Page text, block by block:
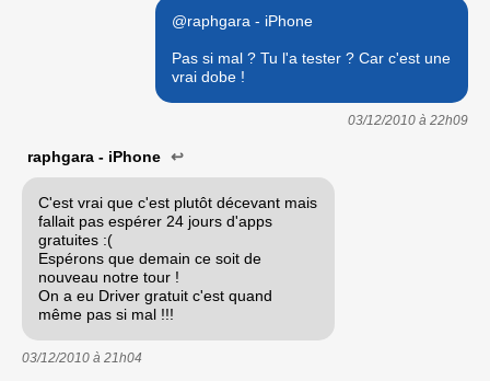
@raphgara - iPhone
Pas si mal ? Tu l'a tester ? Car c'est une
vrai dobe !
03/12/2010 à 22h09
raphgara - iPhone ↩
C'est vrai que c'est plutôt décevant mais
fallait pas espérer 24 jours d'apps
gratuites :(
Espérons que demain ce soit de
nouveau notre tour !
On a eu Driver gratuit c'est quand
même pas si mal !!!
03/12/2010 à 21h04